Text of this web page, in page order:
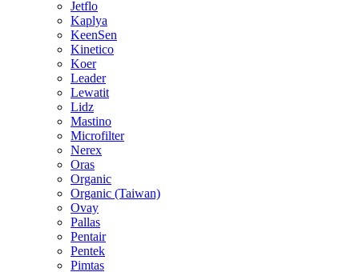
Jetflo
Kaplya
KeenSen
Kinetico
Koer
Leader
Lewatit
Lidz
Mastino
Microfilter
Nerex
Oras
Organic
Organic (Taiwan)
Ovay
Pallas
Pentair
Pentek
Pimtas